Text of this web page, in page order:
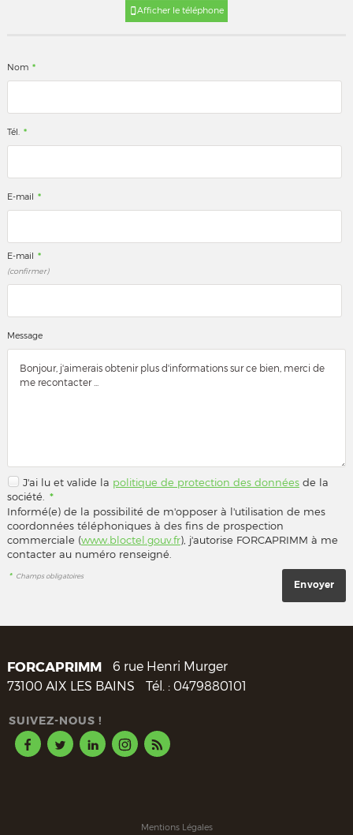
Afficher le téléphone
Nom *
Tél. *
E-mail *
E-mail *
(confirmer)
Message
J'ai lu et valide la politique de protection des donnéesde la
société.
*
Informé(e) de la possibilité de m'opposer à l'utilisation de mes
coordonnées téléphoniques à des fins de prospection
commerciale (www.bloctel.gouv.fr), j'autorise FORCAPRIMM à me
contacter au numéro renseigné.
* Champs obligatoires
FORCAPRIMM
6 rue Henri Murger
73100 AIX LES BAINS Tél. : 0479880101
SUIVEZ-NOUS !
Mentions Légales